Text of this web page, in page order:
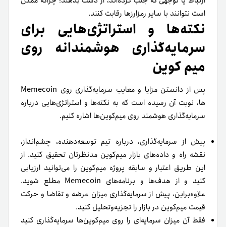
است نتوانند با سایر رمزارزها رقابت کنند.
نکته‌ها و استراتژی‌هایی برای
سرمایه‌گذاری هوشمندانه روی
میم کوین
پس از دانستن مزایا و معایب سرمایه‌گذاری روی Memecoin
ها، نوبت آن رسیده است که به نکته‌ها و استراتژی‌هایی درباره
سرمایه‌گذاری هوشمند روی میم‌کوین‌ها اشاره کنیم.
پیش از سرمایه‌‌گذاری، درباره تیم توسعه‌دهنده، چشم‌انداز،
نقشه‌ راه و داده‌های بازار میم‌کوین مدنظرتان تحقیق کنید. از
این طریق اعتبار و سابقه پروژه میم‌کوین را می‌توانید ارزیابی
کنید و از هدف‌ها و برنامه‌های Memecoin مطلع شوید.
علاوه‌بر‌این، پیش از سرمایه‌گذاری میزان عرضه‌ و تقاضا و حرکت
قیمت میم‌کوین در بازار را تجزیه‌و‌تحلیل کنید.
فقط آن میزان سرمایه‌ای را روی میم‌کوین‌ها سرمایه‌گذاری کنید